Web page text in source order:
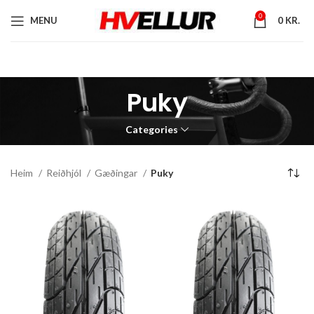
MENU 0 0 KR.
Puky
Categories
Heim Reiðhjól Gæðingar Puky